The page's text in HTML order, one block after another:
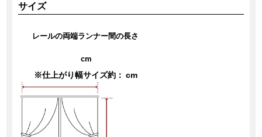
サイズ
レールの両端ランナー間の長さ
cm
※仕上がり幅サイズ約： cm